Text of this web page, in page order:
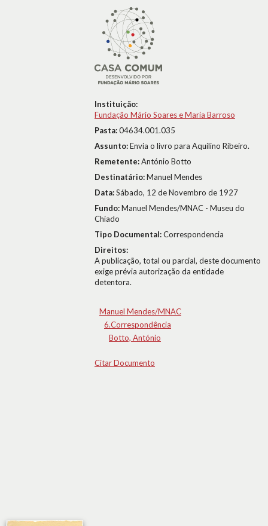
Instituição:
Fundação Mário Soares e Maria Barroso
Pasta:04634.001.035
Assunto:Envia o livro para Aquilino Ribeiro.
Remetente:António Botto
Destinatário:Manuel Mendes
Data:Sábado, 12 de Novembro de 1927
Fundo:Manuel Mendes/MNAC - Museu do
Chiado
Tipo Documental:Correspondencia
Direitos:
A publicação, total ou parcial, deste documento
exige prévia autorização da entidade
detentora.
Manuel Mendes/MNAC
6.Correspondência
Botto, António
Citar Documento